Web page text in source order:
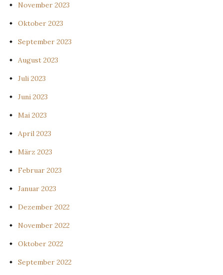
November 2023
Oktober 2023
September 2023
August 2023
Juli 2023
Juni 2023
Mai 2023
April 2023
März 2023
Februar 2023
Januar 2023
Dezember 2022
November 2022
Oktober 2022
September 2022